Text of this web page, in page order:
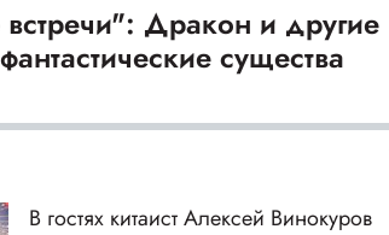
Дракон и другие
существа
В гостях китаист Алексей Винокуров